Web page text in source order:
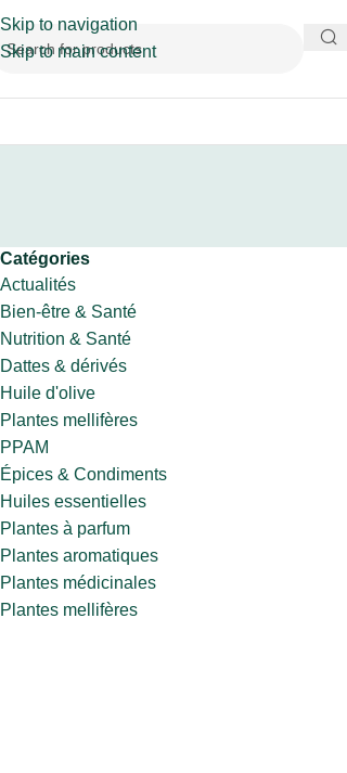
Skip to navigation
Skip to main content
Catégories
Actualités
Bien-être & Santé
Nutrition & Santé
Dattes & dérivés
Huile d'olive
Plantes mellifères
PPAM
Épices & Condiments
Huiles essentielles
Plantes à parfum
Plantes aromatiques
Plantes médicinales
Plantes mellifères